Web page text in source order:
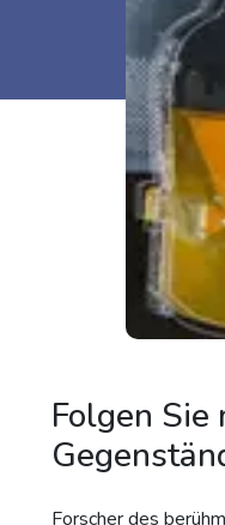
Folgen
Forscher des